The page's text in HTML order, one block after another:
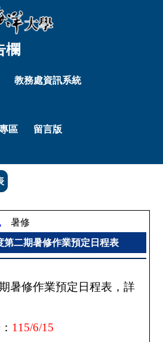
欄
教務處資訊系統
區 留言版
暑修
第二期暑修作業預定日程表
暑修作業預定日程表，詳
115/6/15